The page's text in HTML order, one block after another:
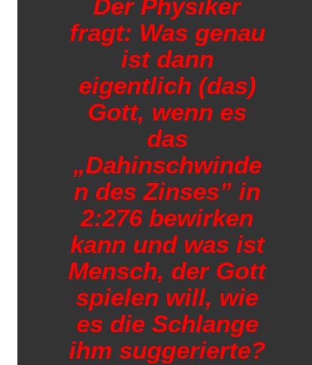
Der Physiker
fragt: Was genau
ist dann
eigentlich (das)
Gott, wenn es
das
„Dahinschwinde
n des Zinses” in
2:276 bewirken
kann und was ist
Mensch, der Gott
spielen will, wie
es die Schlange
ihm suggerierte?